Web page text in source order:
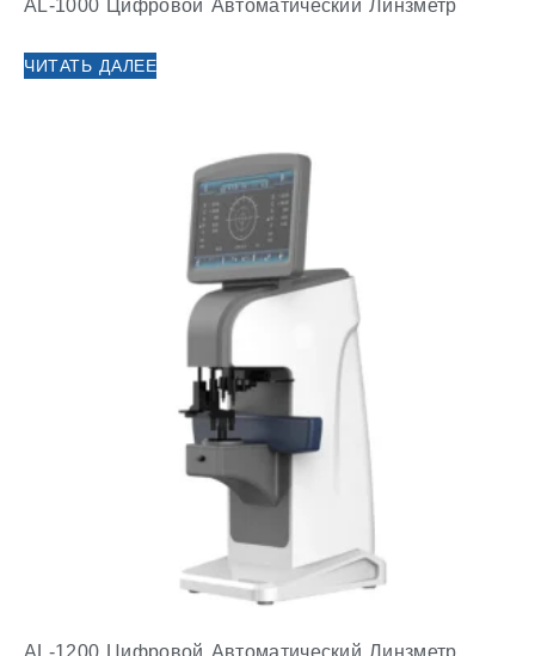
AL-1000 Цифровой Автоматический Линзметр
ЧИТАТЬ ДАЛЕЕ
AL-1200 Цифровой Автоматический Линзметр